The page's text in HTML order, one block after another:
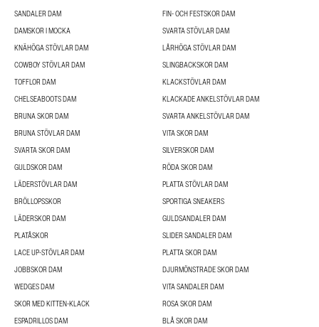
SANDALER DAM
FIN- OCH FESTSKOR DAM
DAMSKOR I MOCKA
SVARTA STÖVLAR DAM
KNÄHÖGA STÖVLAR DAM
LÅRHÖGA STÖVLAR DAM
COWBOY STÖVLAR DAM
SLINGBACKSKOR DAM
TOFFLOR DAM
KLACKSTÖVLAR DAM
CHELSEABOOTS DAM
KLACKADE ANKELSTÖVLAR DAM
BRUNA SKOR DAM
SVARTA ANKELSTÖVLAR DAM
BRUNA STÖVLAR DAM
VITA SKOR DAM
SVARTA SKOR DAM
SILVERSKOR DAM
GULDSKOR DAM
RÖDA SKOR DAM
LÄDERSTÖVLAR DAM
PLATTA STÖVLAR DAM
BRÖLLOPSSKOR
SPORTIGA SNEAKERS
LÄDERSKOR DAM
GULDSANDALER DAM
PLATÅSKOR
SLIDER SANDALER DAM
LACE UP-STÖVLAR DAM
PLATTA SKOR DAM
JOBBSKOR DAM
DJURMÖNSTRADE SKOR DAM
WEDGES DAM
VITA SANDALER DAM
SKOR MED KITTEN-KLACK
ROSA SKOR DAM
ESPADRILLOS DAM
BLÅ SKOR DAM